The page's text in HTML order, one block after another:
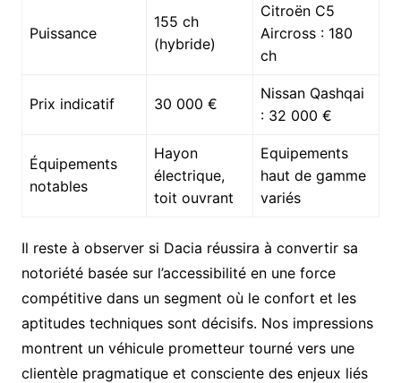
Puissance
155 ch
(hybride)
Citroën C5
Aircross : 180
ch
Prix indicatif 30 000 €
Nissan Qashqai
: 32 000 €
Équipements
notables
Hayon
électrique,
toit ouvrant
Equipements
haut de gamme
variés
Il reste à observer si Dacia réussira à convertir sa
notoriété basée sur l’accessibilité en une force
compétitive dans un segment où le confort et les
aptitudes techniques sont décisifs. Nos impressions
montrent un véhicule prometteur tourné vers une
clientèle pragmatique et consciente des enjeux liés